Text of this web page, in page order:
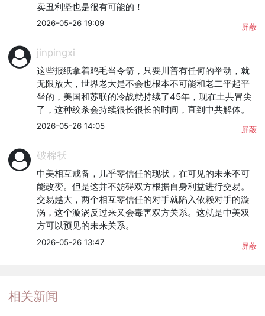
卖丑利坚也是很有可能的！
2026-05-26 19:09 屏蔽
jinpingxi
这些报纸拿着鸡毛当令箭，只要川普有任何的举动，就
无限放大，世界老大是不会也根本不可能和老二平起平
坐的，美国和苏联的冷战就持续了45年，现在土共冒尖
了，这种绞杀会持续很长很长的时间，直到中共解体。
2026-05-26 14:05 屏蔽
破棉袄
中美相互戒备，几乎零信任的现状，在可见的未来不可
能改变。但是这并不妨碍双方根据自身利益进行交易。
交易越大，两个相互零信任的对手就陷入依赖对手的漩
涡，这个漩涡反过来又会毒害双方关系。这就是中美双
方可以预见的未来关系。
2026-05-26 13:47 屏蔽
相关新闻